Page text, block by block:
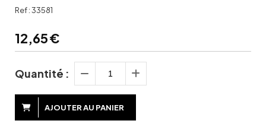
Ref :33581
12,65€
Quantité :
AJOUTER AU PANIER